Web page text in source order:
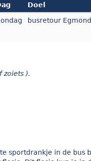
Doel
busretour
zoiets ).
sportdrankje in de